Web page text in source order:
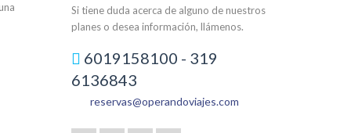
Si tiene duda acerca de alguno de nuestros
planes o desea información, llámenos.
6019158100 - 319
6136843
reservas@operandoviajes.com